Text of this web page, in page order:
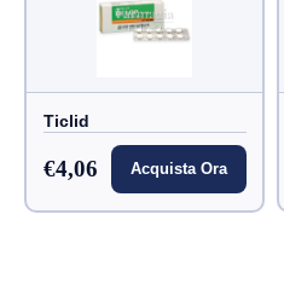
Ticlid
€4,06 Acquista Ora